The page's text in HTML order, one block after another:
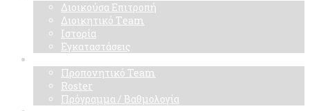
Διοικούσα Επιτροπή
Διοικητικό Τeam
Ιστορία
Εγκαταστάσεις
Προπονητικό Team
Roster
Πρόγραμμα / Βαθμολογία